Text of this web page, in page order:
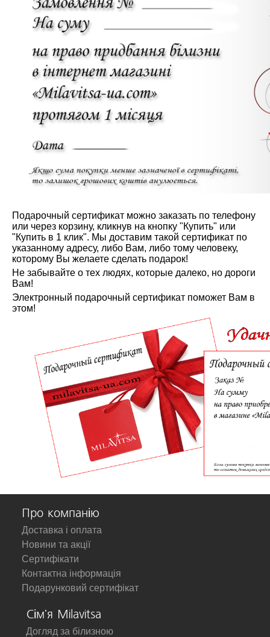
Подарочный сертификат можно заказать по телефону
или через корзину, кликнув на кнопку "Купить" или
"Купить в 1 клик". Мы доставим такой сертификат по
указанному адресу, либо Вам, либо тому человеку,
которому Вы желаете сделать подарок!
Не забывайте о тех людях, которые далеко, но дороги
Вам!
Электронный подарочный сертификат поможет Вам в
этом!
Про компанію
Доставка і оплата
Новини та акції
Сертифікати
Контактна інформація
Подарунковий сертифікат
Сім'я Milavitsa
Догляд за білизною